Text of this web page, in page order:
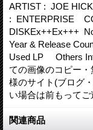
ARTIST : JOE
: ENTERPRISE
DISKEx++Ex+++
Year & Release
Used LP
ての画像のコピー
様のサイト(ブログ
い場合は前もって
関連商品